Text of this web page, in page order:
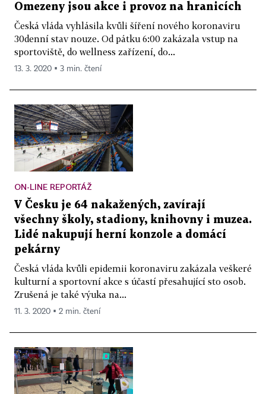
Omezeny jsou akce i provoz na hranicích
Česká vláda vyhlásila kvůli šíření nového koronaviru
30denní stav nouze. Od pátku 6:00 zakázala vstup na
sportoviště, do wellness zařízení, do...
13. 3. 2020 ▪ 3 min. čtení
ON-LINE REPORTÁŽ
V Česku je 64 nakažených, zavírají
všechny školy, stadiony, knihovny i muzea.
Lidé nakupují herní konzole a domácí
pekárny
Česká vláda kvůli epidemii koronaviru zakázala veškeré
kulturní a sportovní akce s účastí přesahující sto osob.
Zrušená je také výuka na...
11. 3. 2020 ▪ 2 min. čtení